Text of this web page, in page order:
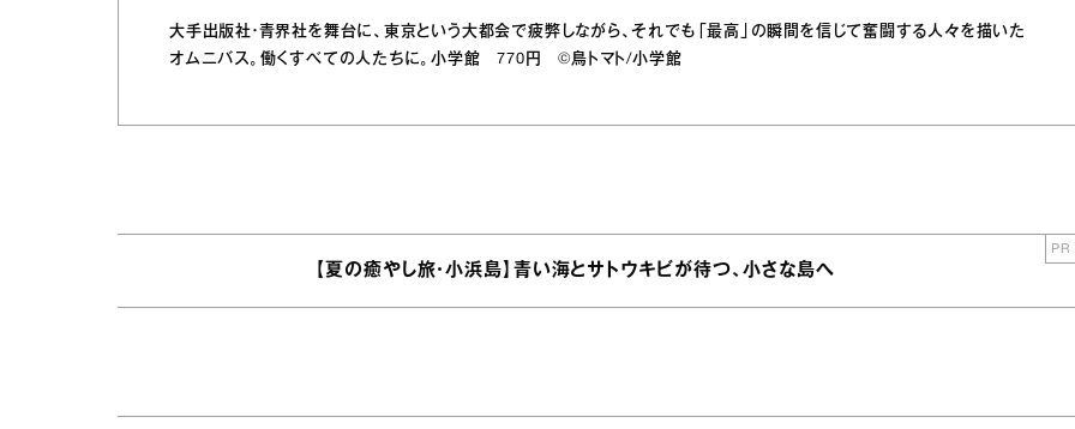
大手出版社・青界社を舞台に、東京という大都会で疲弊しながら、それでも「最高」の瞬間を信じて奮闘する人々を描いた
オムニバス。働くすべての人たちに。小学館 770円 ©鳥トマト/小学館
【夏の癒やし旅・小浜島】青い海とサトウキビが待つ、小さな島へ
PR